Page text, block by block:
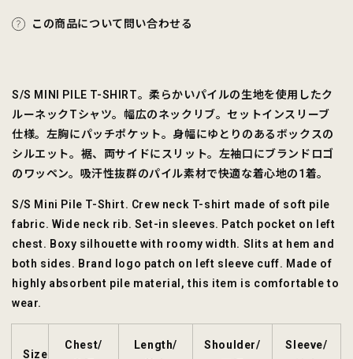
この商品について問い合わせる
S/S MINI PILE T-SHIRT。柔らかいパイルの生地を使用したク
ルーネックTシャツ。幅広のネックリブ。セットインスリーブ
仕様。左胸にパッチポケット。身幅にゆとりのあるボックスの
シルエット。裾、両サイドにスリット。左袖口にブランドロゴ
のワッペン。吸汗性抜群のパイル素材で快適な着心地の1着。
S/S Mini Pile T-Shirt. Crew neck T-shirt made of soft pile
fabric. Wide neck rib. Set-in sleeves. Patch pocket on left
chest. Boxy silhouette with roomy width. Slits at hem and
both sides. Brand logo patch on left sleeve cuff. Made of
highly absorbent pile material, this item is comfortable to
wear.
Size
Chest/
Length/
Shoulder/
Sleeve/